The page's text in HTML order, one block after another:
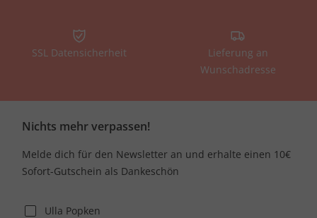
SSL Datensicherheit
Lieferung an
Wunschadresse
Nichts mehr verpassen!
Melde dich für den Newsletter an und erhalte einen 10€
Sofort-Gutschein als Dankeschön
Ulla Popken